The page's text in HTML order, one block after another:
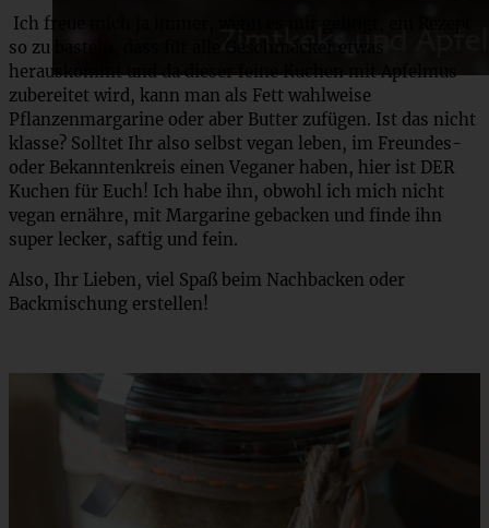
Ich freue mich ja immer, wenn es mir gelingt, ein Rezept
so zu basteln, dass für alle Geschmäcker etwas
herauskommt und da dieser feine Kuchen mit Apfelmus
zubereitet wird, kann man als Fett wahlweise
Pflanzenmargarine oder aber Butter zufügen. Ist das nicht
klasse? Solltet Ihr also selbst vegan leben, im Freundes-
oder Bekanntenkreis einen Veganer haben, hier ist DER
Kuchen für Euch! Ich habe ihn, obwohl ich mich nicht
vegan ernähre, mit Margarine gebacken und finde ihn
super lecker, saftig und fein.
Also, Ihr Lieben, viel Spaß beim Nachbacken oder
Backmischung erstellen!